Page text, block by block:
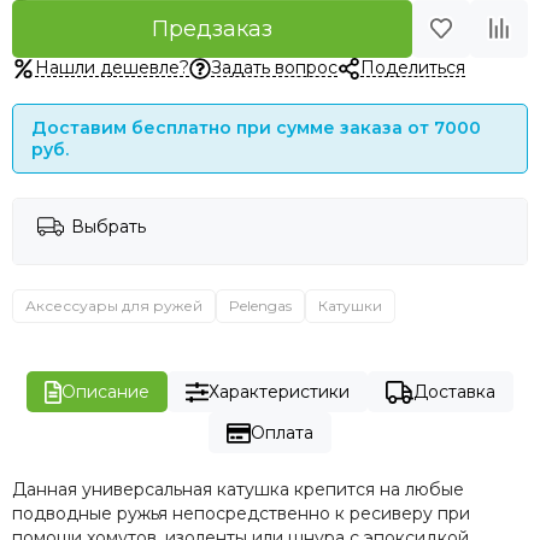
Предзаказ
Нашли дешевле? Задать вопрос Поделиться
Доставим бесплатно при сумме заказа от 7000
руб.
Выбрать
Аксессуары для ружей Pelengas Катушки
Описание Характеристики
Доставка
Оплата
Данная универсальная катушка крепится на любые
подводные ружья непосредственно к ресиверу при